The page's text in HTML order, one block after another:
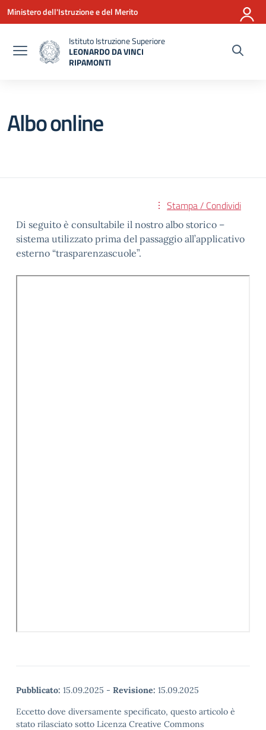
Vai ai contenuti
Vai al menu di navigazione
Vai al footer
Ministero dell'Istruzione e del Merito
Istituto Istruzione Superiore
LEONARDO DA VINCI
RIPAMONTI
Albo online
Stampa / Condividi
Di seguito è consultabile il nostro albo storico –
sistema utilizzato prima del passaggio all’applicativo
esterno “trasparenzascuole”.
Pubblicato: 15.09.2025 - Revisione: 15.09.2025
Eccetto dove diversamente specificato, questo articolo è
stato rilasciato sotto Licenza Creative Commons